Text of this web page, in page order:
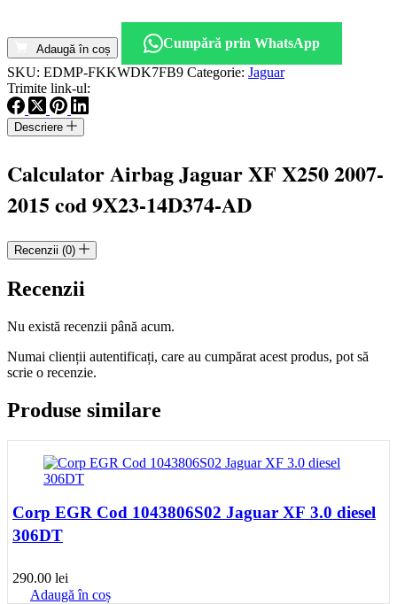
Calculator
Airbag
Jaguar
XF
X250
2007-
2015
Adaugă în coș
Cumpără prin WhatsApp
SKU: EDMP-FKKWDK7FB9 Categorie: Jaguar
Trimite link-ul:
Descriere
Calculator Airbag Jaguar XF X250 2007-
2015 cod 9X23-14D374-AD
Recenzii (0)
Recenzii
Nu există recenzii până acum.
Numai clienții autentificați, care au cumpărat acest produs, pot să
scrie o recenzie.
Produse similare
Corp EGR Cod 1043806S02 Jaguar XF 3.0 diesel
306DT
290.00 lei
Adaugă în coș